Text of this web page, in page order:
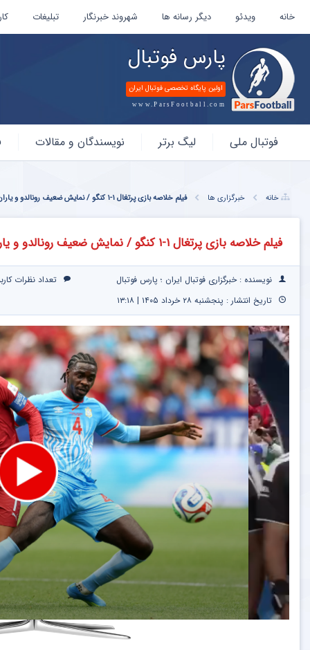
خانه ویدئو دیگر رسانه ها شهروند خبرنگار تبلیغات
پارس فوتبال
اولین پایگاه تخصصی فوتبال ایران
www.ParsFootball.com
فوتبال
فوتبال ملی لیگ برتر نویسندگان و مقالات
خانه خبرگزاری ها فیلم خلاصه بازی پرتغال ۱-۱ کنگو / نمایش ضعیف رونالدو و یاران در جام جهانی
فیلم خلاصه بازی پرتغال ۱-۱ کنگو / نمایش ضعیف رونالدو و یاران در جام جهانی
نویسنده : خبرگزاری فوتبال ایران ؛ پارس فوتبال تعداد نظرات
تاریخ انتشار : پنجشنبه ۲۸ خرداد ۱۴۰۵ | ۱۳:۱۸